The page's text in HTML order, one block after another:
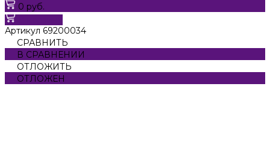
0 руб.
Артикул 69200034
СРАВНИТЬ
В СРАВНЕНИИ
ОТЛОЖИТЬ
ОТЛОЖЕН